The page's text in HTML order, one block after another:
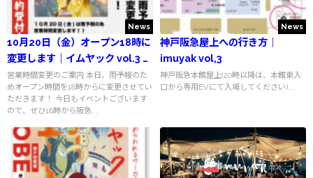
News
10月20日（金）オープン18時に
変更します｜イムヤック vol.3 神
戸
営業時間変更のご案内 本日、雨予報のた
めオープン時間を18時からに変更させてい
ただきます！ 今日もイベントございます
ので、ぜひ18時から阪急...
News
神戸阪急屋上への行き方｜
imuyak vol,3
神戸阪急本館屋上(20時以降は、本館東入
口から専用EVにて入場してください)...